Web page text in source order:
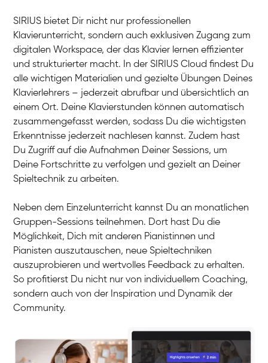
Klavier / Piano / Flügel
Klavier / Piano / Flügel
Hannes
Klavier / Piano / Flügel
Klavier / Piano / Flügel
SIRIUS bietet Dir nicht nur professionellen
Klavierunterricht, sondern auch exklusiven Zugang zum
digitalen Workspace, der das Klavier lernen effizienter
und strukturierter macht. In der SIRIUS Cloud findest Du
alle wichtigen Materialien und gezielte Übungen Deines
Klavierlehrers – jederzeit abrufbar und übersichtlich an
einem Ort. Deine Klavierstunden können automatisch
zusammengefasst werden, sodass Du die wichtigsten
Erkenntnisse jederzeit nachlesen kannst. Zudem hast
Du Zugriff auf die Aufnahmen Deiner Sessions, um
Deine Fortschritte zu verfolgen und gezielt an Deiner
Spieltechnik zu arbeiten.
Neben dem Einzelunterricht kannst Du an monatlichen
Gruppen-Sessions teilnehmen. Dort hast Du die
Möglichkeit, Dich mit anderen Pianistinnen und
Pianisten auszutauschen, neue Spieltechniken
auszuprobieren und wertvolles Feedback zu erhalten.
So profitierst Du nicht nur von individuellem Coaching,
sondern auch von der Inspiration und Dynamik der
Community.